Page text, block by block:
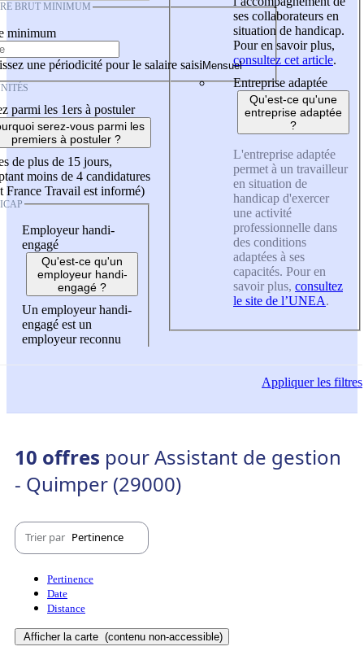
BRUT MINIMUM
minimum
une périodicité pour le salaire saisi
parmi les 1ers à postuler
serez-vous parmi les
premiers à postuler ?
de plus de 15 jours,
moins de 4 candidatures
France Travail est informé)
Employeur handi-
engagé
Qu'est-ce qu'un
employeur handi-
engagé ?
Un employeur handi-
engagé est un
employeur reconnu
ses collaborateurs en
situation de handicap.
Pour en savoir plus,
consultez cet article.
Entreprise adaptée
Qu'est-ce qu'une
entreprise adaptée
?
L'entreprise adaptée
permet à un travailleur
en situation de
handicap d'exercer
une activité
professionnelle dans
des conditions
adaptées à ses
capacités. Pour en
savoir plus, consultez
le site de l’UNEA.
Appliquerles filtres
10 offres pour Assistant de gestion
- Quimper (29000)
Trier par Pertinence
Pertinence
Date
Distance
Afficher la carte (contenu non-accessible)